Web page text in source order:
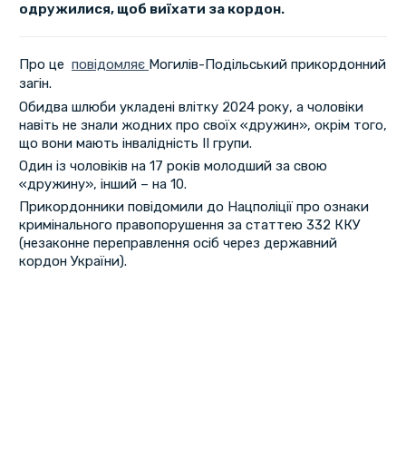
одружилися, щоб виїхати за кордон.
Про це повідомляє Могилів-Подільський прикордонний
загін.
Обидва шлюби укладені влітку 2024 року, а чоловіки
навіть не знали жодних про своїх «дружин», окрім того,
що вони мають інвалідність II групи.
Один із чоловіків на 17 років молодший за свою
«дружину», інший – на 10.
Прикордонники повідомили до Нацполіції про ознаки
кримінального правопорушення за статтею 332 ККУ
(незаконне переправлення осіб через державний
кордон України).